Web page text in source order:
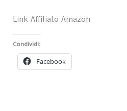
Link Affiliato Amazon
Condividi:
Facebook